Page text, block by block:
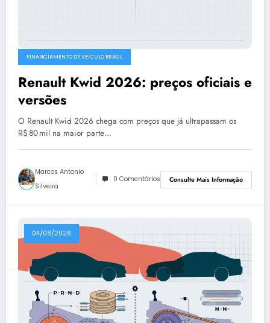
FINANCIAMENTO DE VEÍCULO BRASIL
Renault Kwid 2026: preços oficiais e
versões
O Renault Kwid 2026 chega com preços que já ultrapassam os
R$ 80 mil na maior parte…
Marcos Antonio
Silveira
0 Comentários Consulte Mais Informação
04/08/2026